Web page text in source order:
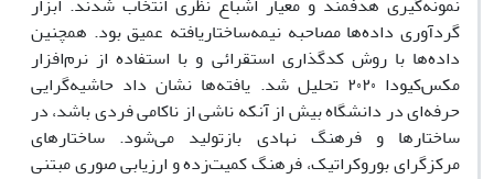
گردآوری داده‌ها مصاحبه نیمه‌ساختاریافته عمیق بود. همچنین
داده‌ها با روش کدگذاری استقرائی و با استفاده از نرم‌افزار
مکس‌کیودا ۲۰۲۰ تحلیل شد. یافته‌ها نشان داد حاشیه‌گرایی
حرفه‌ای در دانشگاه بیش از آنکه ناشی از ناکامی فردی باشد، در
ساختارها و فرهنگ نهادی بازتولید می‌شود. ساختارهای
مرکزگرای بوروکراتیک، فرهنگ کمیت‌زده و ارزیابی صوری مبتنی